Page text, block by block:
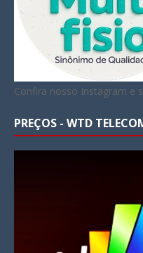
Confira nosso Instagram e
PREÇOS - WTD